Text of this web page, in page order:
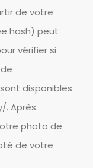
de votre
hash) peut
vérifier si
disponibles
Après
photo de
de votre